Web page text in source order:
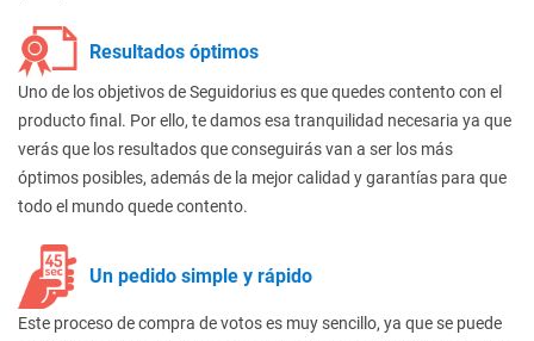
Resultados óptimos
Uno de los objetivos de Seguidorius es que quedes contento con el
producto final. Por ello, te damos esa tranquilidad necesaria ya que
verás que los resultados que conseguirás van a ser los más
óptimos posibles, además de la mejor calidad y garantías para que
todo el mundo quede contento.
Un pedido simple y rápido
Este proceso de compra de votos es muy sencillo, ya que se puede